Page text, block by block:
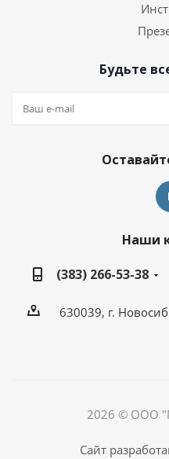
Будьте
Наши
(383) 266-53-38
630039, г.
2026 © ООО
Сайт